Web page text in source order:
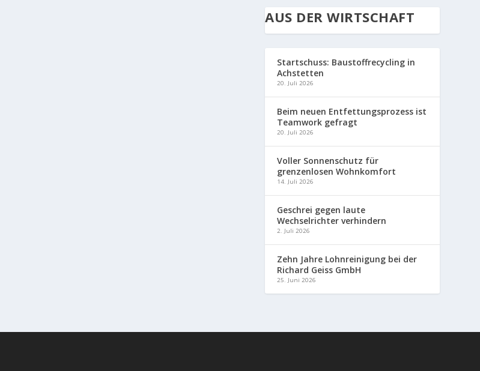
AUS DER WIRTSCHAFT
Startschuss: Baustoffrecycling in
Achstetten
20. Juli 2026
Beim neuen Entfettungsprozess ist
Teamwork gefragt
20. Juli 2026
Voller Sonnenschutz für
grenzenlosen Wohnkomfort
14. Juli 2026
Geschrei gegen laute
Wechselrichter verhindern
2. Juli 2026
Zehn Jahre Lohnreinigung bei der
Richard Geiss GmbH
25. Juni 2026